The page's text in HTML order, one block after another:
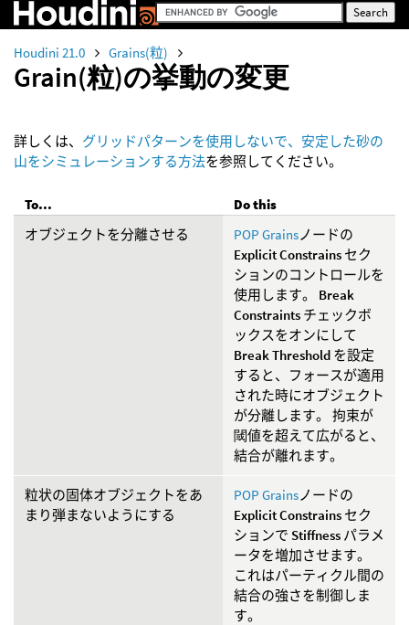
Houdini 21.0 Grains(粒)
Grain(粒)の挙動の変更
詳しくは、 グリッドパターンを使用しないで、安定した砂の
山をシミュレーションする方法を参照してください。
To...
Do this
オブジェクトを分離させる
POP Grainsノードの
Explicit Constrains セク
ションのコントロールを
使用します。 Break
Constraints チェックボ
ックスをオンにして
Break Threshold を設定
すると、フォースが適用
された時にオブジェクト
が分離します。 拘束が
閾値を超えて広がると、
結合が離れます。
粒状の固体オブジェクトをあ
まり弾まないようにする
POP Grainsノードの
Explicit Constrains セク
ションで Stiffness パラメ
ータを増加させます。
これはパーティクル間の
結合の強さを制御しま
す。